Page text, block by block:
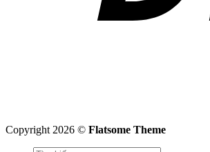
Copyright 2026 © Flatsome Theme